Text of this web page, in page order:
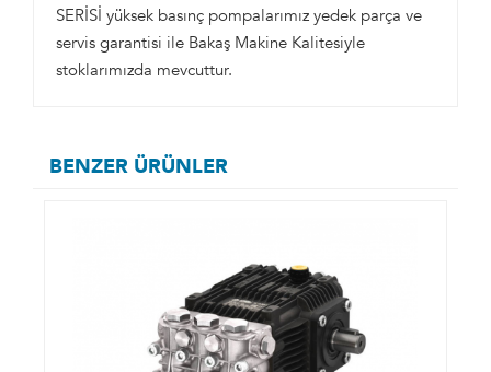
SERİSİ yüksek basınç pompalarımız yedek parça ve
servis garantisi ile Bakaş Makine Kalitesiyle
stoklarımızda mevcuttur.
BENZER ÜRÜNLER